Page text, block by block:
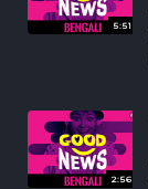
5:51
2:56